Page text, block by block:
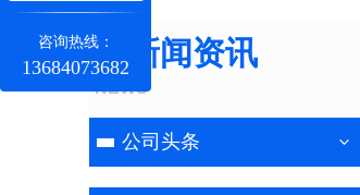
新闻资讯
NEWS
公司头条
咨询热线：
13684073682